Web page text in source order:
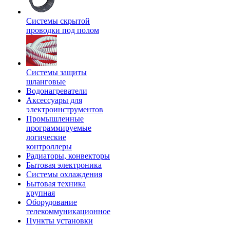
Системы скрытой
проводки под полом
Системы защиты
шланговые
Водонагреватели
Аксессуары для
электроинструментов
Промышленные
программируемые
логические
контроллеры
Радиаторы, конвекторы
Бытовая электроника
Системы охлаждения
Бытовая техника
крупная
Оборудование
телекоммуникационное
Пункты установки